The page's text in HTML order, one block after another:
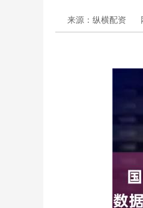
来源：纵横配资